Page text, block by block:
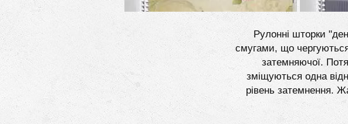
Рулонні шторки
смугами, що чергуються
затемняючої.
зміщуються одна
рівень затемнення.